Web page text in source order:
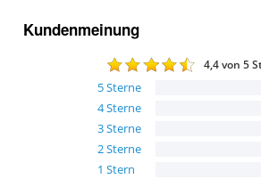
Kundenmeinung
4,4von 5
5Sterne
4Sterne
3Sterne
2Sterne
1 Stern